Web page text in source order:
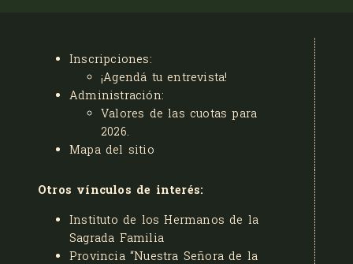
Inscripciones:
¡Agendá tu entrevista!
Administración:
Valores de las cuotas para
2026
Mapa del sitio
Otros vínculos de interés:
Instituto de los Hermanos de la
Sagrada Familia
Provincia “Nuestra Señora de la